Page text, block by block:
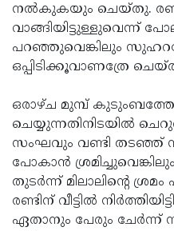
നല്‍കുകയും ചെയ്തു. രണ്ട്
വാങ്ങിയിട്ടുള്ളുവെന്ന്
പറഞ്ഞുവെങ്കിലും
ഒപ്പിടിക്കൂവാണത്രേ
ഒരാഴ്ച മുമ്പ്
ചെയ്യുന്നതിനിടയില്‍
സംഘവും വണ്ടി തടഞ്ഞ്
പോകാന്‍
തുടര്‍ന്ന് മിലാലിന്റെ
രണ്ടിന് വീട്ടില്‍
ഏതാനും പേരും ചേര്‍ന്ന്